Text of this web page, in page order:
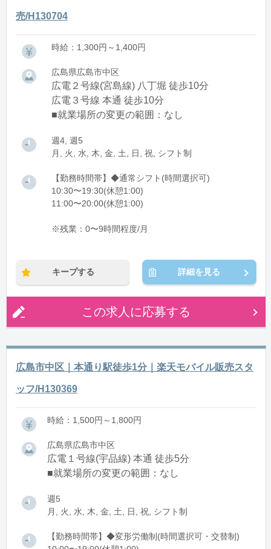
売/H130704
時給：1,300円～1,400円
広島県広島市中区
広電２号線(宮島線) 八丁堀 徒歩10分
広電３号線 本通 徒歩10分
■就業場所の変更の範囲：なし
週4, 週5
月, 火, 水, 木, 金, 土, 日, 祝, シフト制
【勤務時間帯】◆通常シフト(時間選択可)
10:30〜19:30(休憩1:00)
11:00〜20:00(休憩1:00)
※残業：0〜9時間程度/月
キープする 詳細を見る
この求人に応募する
広島市中区｜本通り駅徒歩1分｜楽天モバイル販売スタ
ッフ/H130369
時給：1,500円～1,800円
広島県広島市中区
広電１号線(宇品線) 本通 徒歩5分
■就業場所の変更の範囲：なし
週5
月, 火, 水, 木, 金, 土, 日, 祝, シフト制
【勤務時間帯】◆変形労働制(時間選択可・交替制)